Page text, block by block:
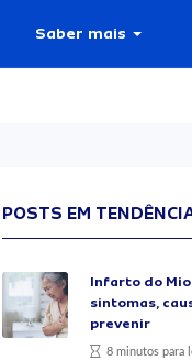
Saber mais
POSTS EM
Infarto do
sintomas,
prevenir
8 minutos para